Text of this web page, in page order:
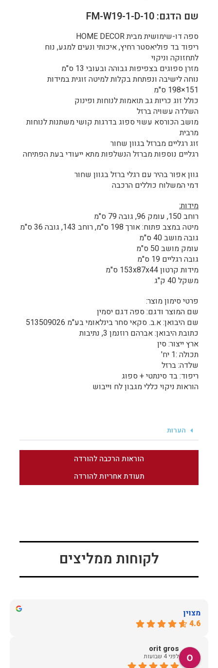
שם הדגם: FM-W19-1-D-10
ספה דו-שימושית מבית HOME DECOR
ריפוד בד פוליאסטר רחיץ, איכותי ונעים למגע, נוח
לתחזוקה וניקוי
מזרן ספוגים בצפיפות גבוהה ובעובי 13 ס"מ
נוחה לישיבה ונפתחת בקלות למיטה זוגית במידות
151×198 ס"מ
כולל זוג כריות גב תואמות לנוחות ופינוק
השלדה עשויה ברזל
מושב הכורסא עשוי ספוג בדרגות קושי משתנות לנוחות
מרבית
זוג רגליים מברזל בגוון שחור
רגליים נוספות מברזל הנשלפות מתא ייעודי בעת הפתיחה
גוון אפור בהיר עם רגלי ברזל בגוון שחור
דמי המשלוח כוללים הרכבה
מידות:
רוחב 150, עומק 96, גובה 79 ס"מ
מיטה במצב פתוח: אורך 198 ס"מ, רוחב 143, גובה 36 ס"מ
גובה מושב 40 ס"מ
עומק מושב 50 ס"מ
גובה רגליים 19 ס"מ
מידות קרטון 153x87x44 ס"מ
משקל 40 ק"ג
פרטי סימון מוצר:
שם המוצר ודגם: ספה דגם יסמין
שם היבואן: א.ב. סקאי סחר בינלאומי בע"מ 513509026
כתובת היבואן: אברהם רוזנמן 3, נתיבות
ארץ ייצור: סין
תכולה :1 יח'
שלדה: ברזל
ריפוד: בד סינתטי + ספוג
הוראות ניקוי כללי מגבון לח וייבוש
הערות
הוראות הרכבה להורדה
תעודת אחריות להורדה
לקוחות ממליצים
מצוין
4.6
orit gros
לפני 4 שבועות